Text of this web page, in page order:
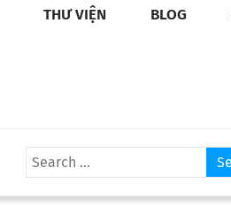
THƯ VIỆN BLOG